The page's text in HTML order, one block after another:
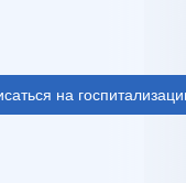
П
Патологии
на